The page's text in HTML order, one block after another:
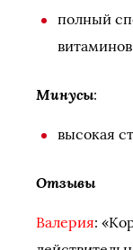
полный
Минусы:
высокая
Отзывы
Валерия: